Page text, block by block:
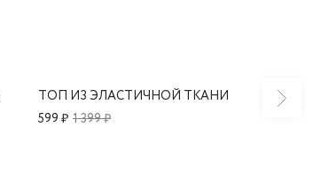
ТОП ИЗ ЭЛАСТИЧНОЙ ТКАНИ
1 399 ₽
599 ₽